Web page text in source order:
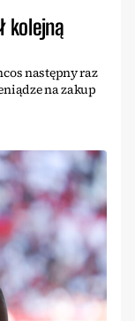
kolejną
następny raz
na zakup